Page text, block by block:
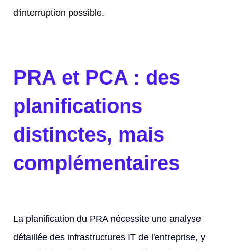
d'interruption possible.
PRA et PCA : des
planifications
distinctes, mais
complémentaires
La planification du PRA nécessite une analyse
détaillée des infrastructures IT de l'entreprise, y